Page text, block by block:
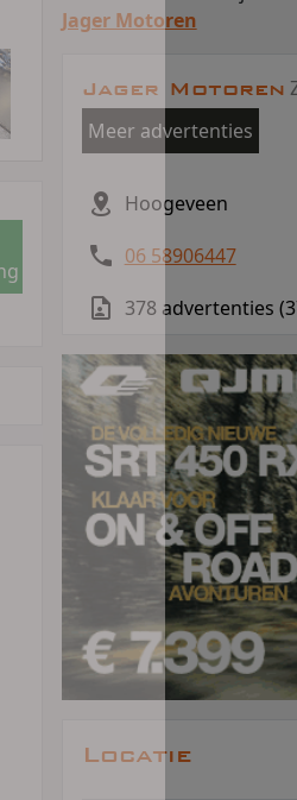
Jager Motoren
Jager Motoren
Meer advertenties
Hoogeveen
06 58906447
378 advertenties
Locatie